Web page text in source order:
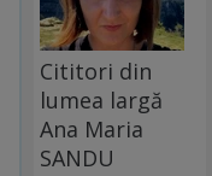
Cititori din
lumea largă
Ana Maria
SANDU